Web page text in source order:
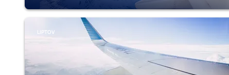
LIPTOV